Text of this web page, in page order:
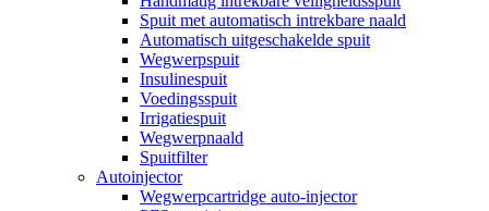
Spuit met automatisch intrekbare naald
Automatisch uitgeschakelde spuit
Wegwerpspuit
Insulinespuit
Voedingsspuit
Irrigatiespuit
Wegwerpnaald
Spuitfilter
Autoinjector
Wegwerpcartridge auto-injector